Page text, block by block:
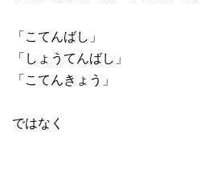
「こてんばし」
「しょうてんばし」
「こてんきょう」
ではなく